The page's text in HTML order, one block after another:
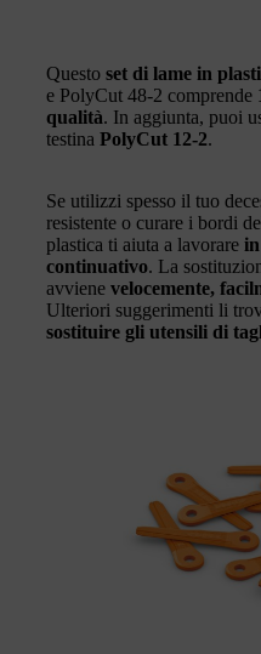
Questo set di lame in
e PolyCut 48-2 comprende
qualità. In aggiunta, puoi
testina PolyCut 12-2.
Se utilizzi spesso il tuo
resistente o curare i bordi
plastica ti aiuta a lavorare
continuativo. La
avviene velocemente,
Ulteriori suggerimenti li
sostituire gli utensili di